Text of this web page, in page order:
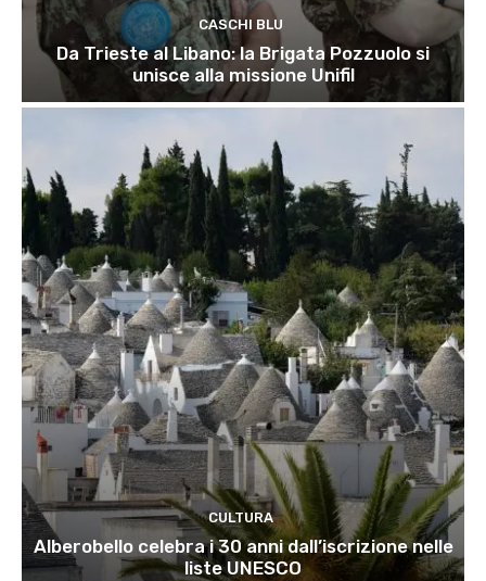
CASCHI BLU
Da Trieste al Libano: la Brigata Pozzuolo si
unisce alla missione Unifil
CULTURA
Alberobello celebra i 30 anni dall’iscrizione nelle
liste UNESCO